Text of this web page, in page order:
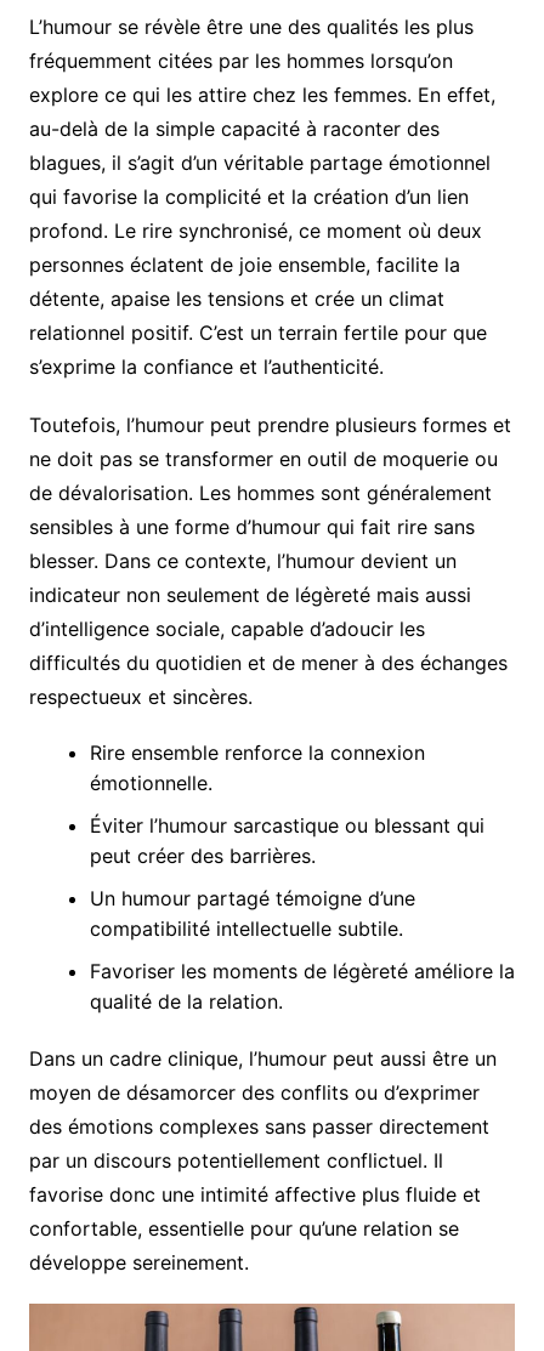
L’humour se révèle être une des qualités les plus
fréquemment citées par les hommes lorsqu’on
explore ce qui les attire chez les femmes. En effet,
au-delà de la simple capacité à raconter des
blagues, il s’agit d’un véritable partage émotionnel
qui favorise la complicité et la création d’un lien
profond. Le rire synchronisé, ce moment où deux
personnes éclatent de joie ensemble, facilite la
détente, apaise les tensions et crée un climat
relationnel positif. C’est un terrain fertile pour que
s’exprime la confiance et l’authenticité.
Toutefois, l’humour peut prendre plusieurs formes et
ne doit pas se transformer en outil de moquerie ou
de dévalorisation. Les hommes sont généralement
sensibles à une forme d’humour qui fait rire sans
blesser. Dans ce contexte, l’humour devient un
indicateur non seulement de légèreté mais aussi
d’intelligence sociale, capable d’adoucir les
difficultés du quotidien et de mener à des échanges
respectueux et sincères.
Rire ensemble renforce la connexion
émotionnelle.
Éviter l’humour sarcastique ou blessant qui
peut créer des barrières.
Un humour partagé témoigne d’une
compatibilité intellectuelle subtile.
Favoriser les moments de légèreté améliore la
qualité de la relation.
Dans un cadre clinique, l’humour peut aussi être un
moyen de désamorcer des conflits ou d’exprimer
des émotions complexes sans passer directement
par un discours potentiellement conflictuel. Il
favorise donc une intimité affective plus fluide et
confortable, essentielle pour qu’une relation se
développe sereinement.